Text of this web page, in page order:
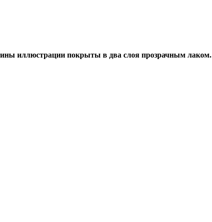
иллюстрации покрыты в два слоя прозрачным лаком.